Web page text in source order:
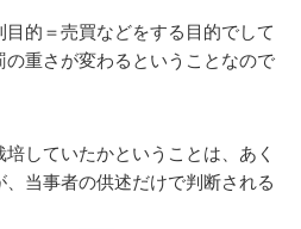
目的＝売買などをする目的でして
重さが変わるということなので
培していたかということは、あく
当事者の供述だけで判断される